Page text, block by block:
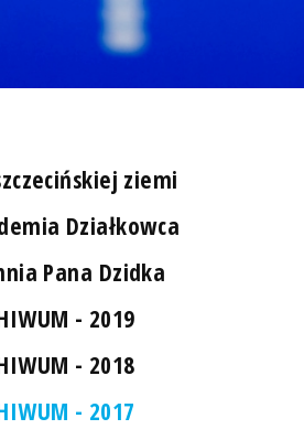
ziemi
Działkowca
Pana Dzidka
- 2019
- 2018
- 2017